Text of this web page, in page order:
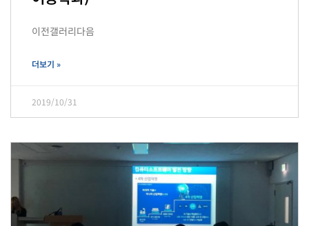
이전갤러리다음
더보기 »
2019/10/31